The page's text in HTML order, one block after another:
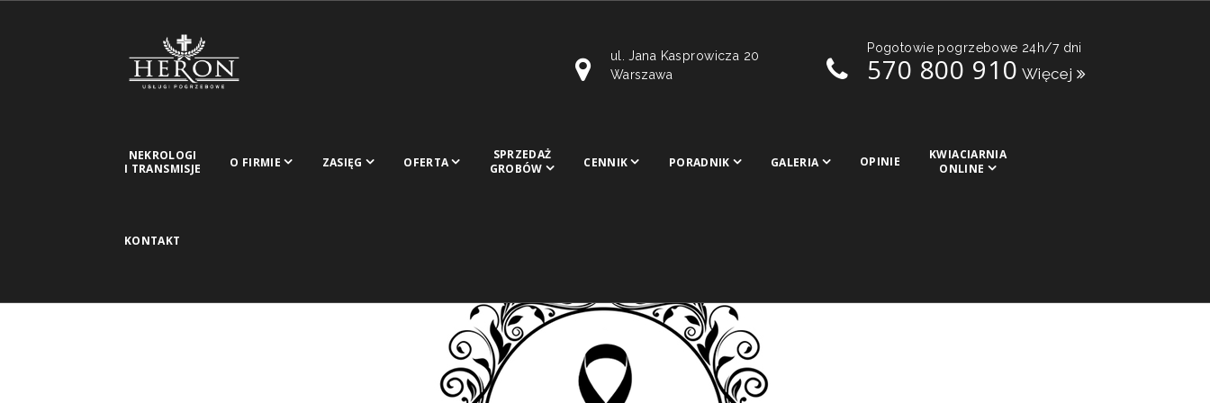
ul. Jana Kasprowicza 20
Warszawa
Pogotowie pogrzebowe 24h/7 dni
570 800 910 Więcej
NEKROLOGI
I TRANSMISJE
O FIRMIE ZASIĘG OFERTA
SPRZEDAŻ
GROBÓW
CENNIK PORADNIK GALERIA OPINIE
KWIACIARNIA
ONLINE
KONTAKT